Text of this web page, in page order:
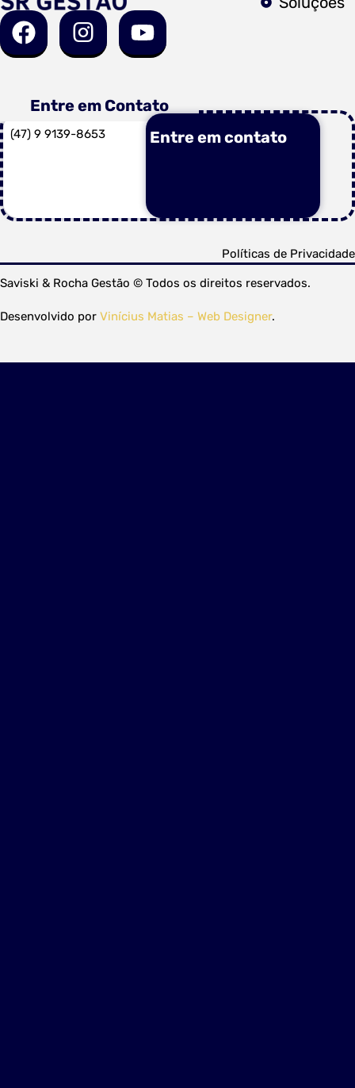
Entre em Contato
(47) 9 9139-8653 Entre em contato
Políticas de Privacidade
Saviski & Rocha Gestão © Todos os direitos reservados.
Desenvolvido por Vinícius Matias – Web Designer.